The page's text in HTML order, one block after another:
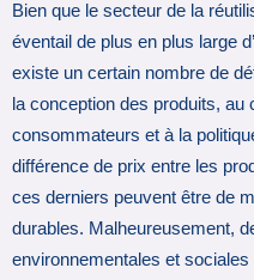
Bien que le secteur de la
éventail de plus en plus large
existe un certain nombre de
la conception des produits, au
consommateurs et à la
différence de prix entre les
ces derniers peuvent être de
durables. Malheureusement,
environnementales et